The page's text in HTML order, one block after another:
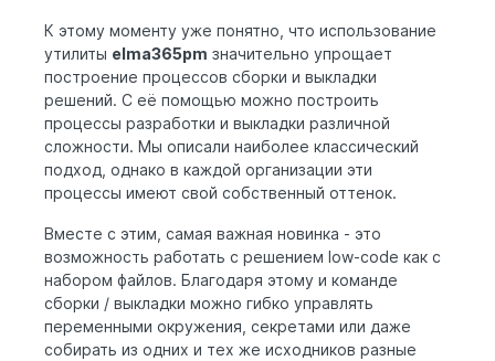
К этому моменту уже понятно, что использование
утилиты elma365pm значительно упрощает
построение процессов сборки и выкладки
решений. С её помощью можно построить
процессы разработки и выкладки различной
сложности. Мы описали наиболее классический
подход, однако в каждой организации эти
процессы имеют свой собственный оттенок.
Вместе с этим, самая важная новинка - это
возможность работать с решением low-code как с
набором файлов. Благодаря этому и команде
сборки / выкладки можно гибко управлять
переменными окружения, секретами или даже
собирать из одних и тех же исходников разные